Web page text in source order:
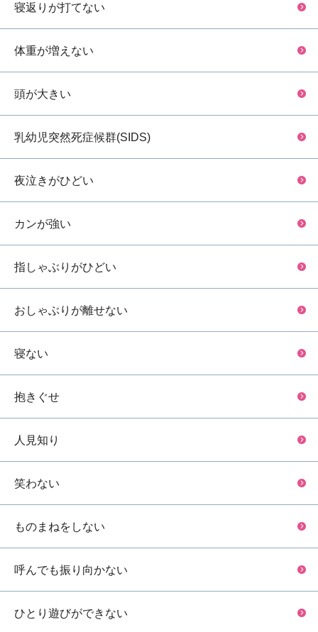
寝返りが打てない
体重が増えない
頭が大きい
乳幼児突然死症候群(SIDS)
夜泣きがひどい
カンが強い
指しゃぶりがひどい
おしゃぶりが離せない
寝ない
抱きぐせ
人見知り
笑わない
ものまねをしない
呼んでも振り向かない
ひとり遊びができない